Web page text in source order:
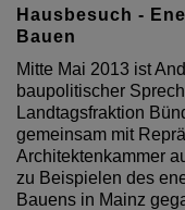
Hausbesuch -
Bauen
Mitte Mai 2013 ist
baupolitischer
Landtagsfraktion
gemeinsam mit
Architektenkammer
zu Beispielen des
Bauens in Mainz